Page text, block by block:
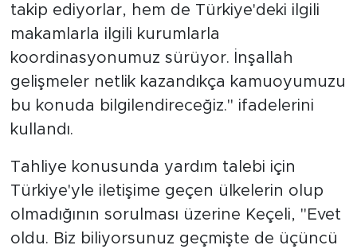
takip ediyorlar, hem de Türkiye'deki ilgili
makamlarla ilgili kurumlarla
koordinasyonumuz sürüyor. İnşallah
gelişmeler netlik kazandıkça kamuoyumuzu
bu konuda bilgilendireceğiz." ifadelerini
kullandı.
Tahliye konusunda yardım talebi için
Türkiye'yle iletişime geçen ülkelerin olup
olmadığının sorulması üzerine Keçeli, "Evet
oldu. Biz biliyorsunuz geçmişte de üçüncü